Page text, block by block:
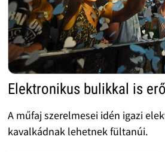
Elektronikus bulikkal is
A műfaj szerelmesei idén igazi
kavalkádnak lehetnek fültanúi.